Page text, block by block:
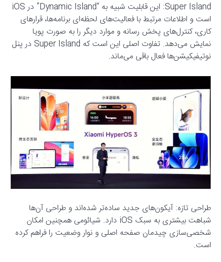
Super Island: این قابلیت شبیه به “Dynamic Island” در iOS
است و اطلاعات مرتبط با فعالیت‌های لحظه‌ای برنامه‌ها، قرارهای
کاری، کنترل‌های پخش رسانه و موارد دیگر را به صورت پویا
نمایش می‌دهد. تفاوت اصلی این است که Super Island در پنل
نوتیفیکیشن‌ها فعال باقی می‌ماند.
طراحی تازه: آیکون‌های جدید ساده‌تر شده‌اند و طراحی آن‌ها
شباهت بیشتری به سبک iOS دارد. شیائومی همچنین امکان
شخصی‌سازی چیدمان صفحه اصلی و نوار وضعیت را فراهم کرده
است.